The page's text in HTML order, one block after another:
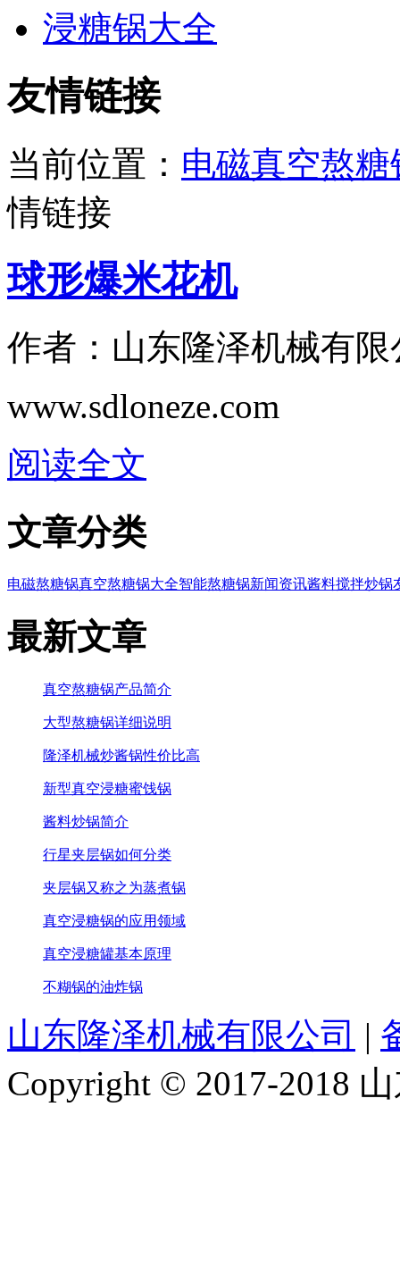
浸糖锅大全
友情链接
当前位置： 电磁真空熬
情链接
球形爆米花机
作者：山东隆泽机械有限
www.sdloneze.com
阅读全文
文章分类
电磁熬糖锅真空熬糖锅大全智能熬糖锅新闻资讯酱料搅拌炒锅
最新文章
真空熬糖锅产品简介
大型熬糖锅详细说明
隆泽机械炒酱锅性价比高
新型真空浸糖蜜饯锅
酱料炒锅简介
行星夹层锅如何分类
夹层锅又称之为蒸煮锅
真空浸糖锅的应用领域
真空浸糖罐基本原理
不糊锅的油炸锅
山东隆泽机械有限公司 |
Copyright © 2017-2018